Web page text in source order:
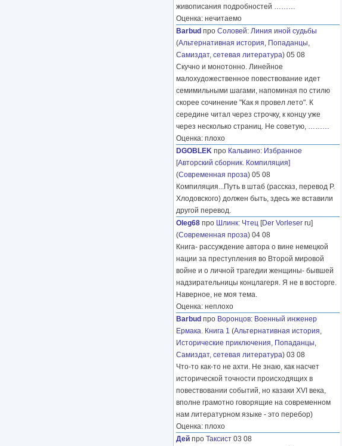
живописания подробностей ………
Оценка: нечитаемо
Barbud про Соловей: Линия иной судьбы
(Альтернативная история, Попаданцы,
Самиздат, сетевая литература) 05 08
Скучно и монотонно. Линейное
малохудожественное повествование идет
семимильными шагами, напоминая по стилю
скорее сочинение "Как я провел лето". К
середине читал через строчку, к концу уже
через несколько страниц. Не советую, ………
Оценка: плохо
DGOBLEK про Кальвино: Избранное
[Авторский сборник. Компиляция]
(Современная проза) 05 08
Компиляция...Путь в штаб (рассказ, перевод Р.
Хлодовского) должен быть, здесь же вставили
другой перевод.
Oleg68 про Шлинк: Чтец [Der Vorleser ru]
(Современная проза) 04 08
Книга- рассуждение автора о вине немецкой
нации за преступления во Второй мировой
войне и о личной трагедии женщины- бывшей
надзирательницы концлагеря. Я не в восторге.
Наверное, не моя тема.
Оценка: неплохо
Barbud про Воронцов: Военный инженер
Ермака. Книга 1 (Альтернативная история,
Исторические приключения, Попаданцы,
Самиздат, сетевая литература) 03 08
Что-то как-то не ахти. Не знаю, как насчет
исторической точности происходящих в
повествовании событий, но казаки XVI века,
вполне грамотно говорящие на современном
нам литературном языке - это перебор)
Оценка: плохо
Дей про Таксист 03 08